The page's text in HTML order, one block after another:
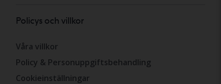
Policys och villkor
Våra villkor
Policy & Personuppgiftsbehandling
Cookieinställningar